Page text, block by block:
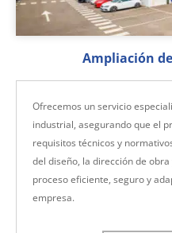
Ampliación
Ofrecemos un servicio
industrial, asegurando que el
requisitos técnicos y
del diseño, la dirección de
proceso eficiente, seguro y
empresa.